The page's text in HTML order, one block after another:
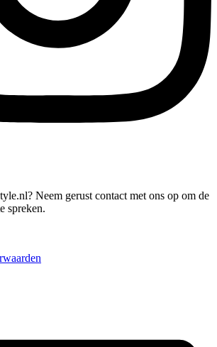
Neem gerust contact met ons op om de
spreken.